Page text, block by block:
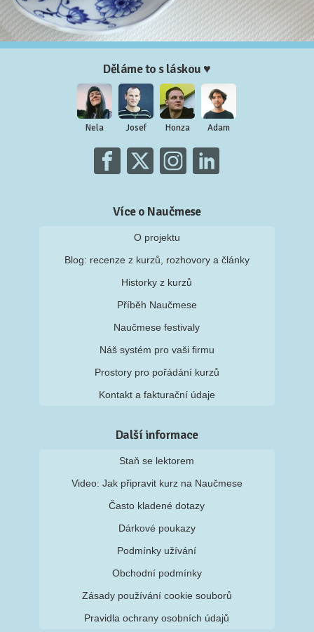
Děláme to s láskou ♥
Nela Josef Honza Adam
Více o Naučmese
O projektu
Blog: recenze z kurzů, rozhovory a články
Historky z kurzů
Příběh Naučmese
Naučmese festivaly
Náš systém pro vaši firmu
Prostory pro pořádání kurzů
Kontakt a fakturační údaje
Další informace
Staň se lektorem
Video: Jak připravit kurz na Naučmese
Často kladené dotazy
Dárkové poukazy
Podmínky užívání
Obchodní podmínky
Zásady používání cookie souborů
Pravidla ochrany osobních údajů